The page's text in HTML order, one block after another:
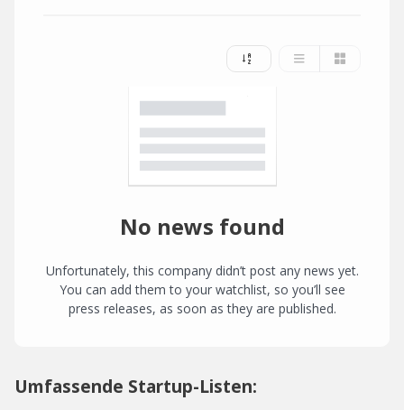
No news found
Unfortunately, this company didn’t post any news yet.
You can add them to your watchlist, so you’ll see
press releases, as soon as they are published.
Umfassende Startup-Listen: